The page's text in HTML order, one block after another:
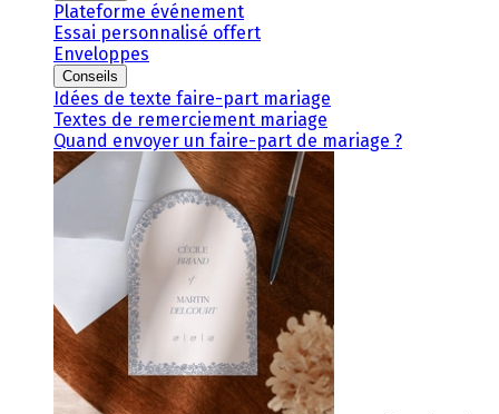
Plateforme événement
Essai personnalisé offert
Enveloppes
Conseils
Idées de texte faire-part mariage
Textes de remerciement mariage
Quand envoyer un faire-part de mariage ?